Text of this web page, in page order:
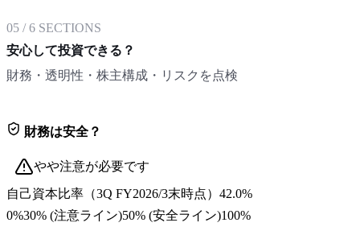
05 /6 SECTIONS
安心して投資できる？
財務・透明性・株主構成・リスクを点検
財務は安全？
やや注意が必要です
自己資本比率 （3Q FY2026/3末時点） 42.0%
0%30% (注意ライン)50% (安全ライン)100%